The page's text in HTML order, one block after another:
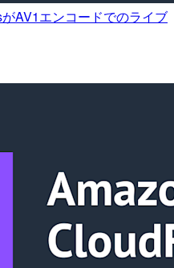
AV1エンコードでのライブ